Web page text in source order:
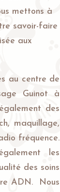
mettons à
savoir-faire
aux
au centre de
Guinot à
des
maquillage,
fréquence.
les
des soins
ADN. Nous